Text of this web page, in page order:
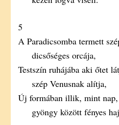
5
A Paradicsomba termett
dicsőséges orcája,
Testszín ruhájába aki őtet
szép Venusnak alítja,
Új formában illik, mint
gyöngy között fényes